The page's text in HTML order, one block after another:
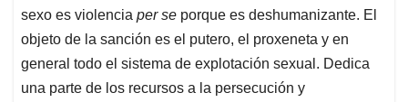
sexo es violencia per se porque es deshumanizante. El
objeto de la sanción es el putero, el proxeneta y en
general todo el sistema de explotación sexual. Dedica
una parte de los recursos a la persecución y